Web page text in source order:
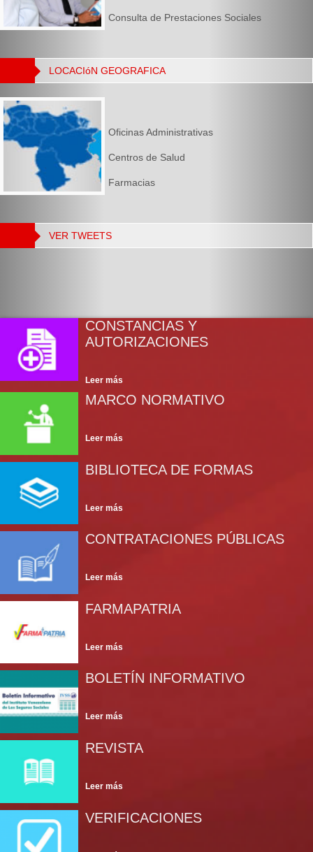
Consulta de Prestaciones Sociales
LOCACIóN GEOGRAFICA
Oficinas Administrativas
Centros de Salud
Farmacias
VER TWEETS
CONSTANCIAS Y
AUTORIZACIONES
MARCO NORMATIVO
BIBLIOTECA DE FORMAS
CONTRATACIONES PÚBLICAS
FARMAPATRIA
BOLETÍN INFORMATIVO
REVISTA
VERIFICACIONES